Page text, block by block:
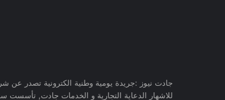
جادت نيوز :جريدة يومية وطنية الكترونية تصدر عن